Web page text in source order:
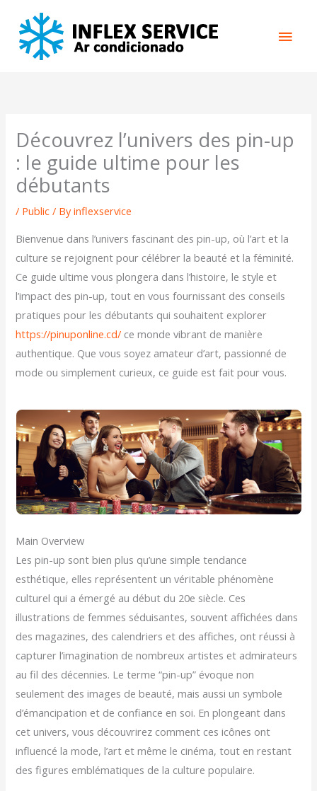
content
Découvrez l’univers des pin-up
: le guide ultime pour les
débutants
/ Public / Byinflexservice
Bienvenue dans l’univers fascinant des pin-up, où l’art et la
culture se rejoignent pour célébrer la beauté et la féminité.
Ce guide ultime vous plongera dans l’histoire, le style et
l’impact des pin-up, tout en vous fournissant des conseils
pratiques pour les débutants qui souhaitent explorer
https://pinuponline.cd/ ce monde vibrant de manière
authentique. Que vous soyez amateur d’art, passionné de
mode ou simplement curieux, ce guide est fait pour vous.
Main Overview
Les pin-up sont bien plus qu’une simple tendance
esthétique, elles représentent un véritable phénomène
culturel qui a émergé au début du 20e siècle. Ces
illustrations de femmes séduisantes, souvent affichées dans
des magazines, des calendriers et des affiches, ont réussi à
capturer l’imagination de nombreux artistes et admirateurs
au fil des décennies. Le terme “pin-up” évoque non
seulement des images de beauté, mais aussi un symbole
d’émancipation et de confiance en soi. En plongeant dans
cet univers, vous découvrirez comment ces icônes ont
influencé la mode, l’art et même le cinéma, tout en restant
des figures emblématiques de la culture populaire.